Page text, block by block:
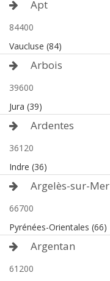
Apt
84400
Vaucluse (84)
Arbois
39600
Jura (39)
Ardentes
36120
Indre (36)
Argelès-sur-Mer
66700
Pyrénées-Orientales (66)
Argentan
61200